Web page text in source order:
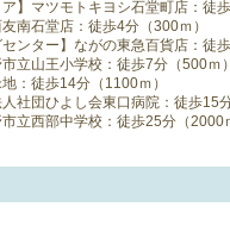
ア】マツモトキヨシ石堂町店：徒
友南石堂店：徒歩4分（300ｍ）
センター】ながの東急百貨店：徒
市立山王小学校：徒歩7分（500ｍ）
地：徒歩14分（1100ｍ）
人社団ひよし会東口病院：徒歩15
市立西部中学校：徒歩25分（2000